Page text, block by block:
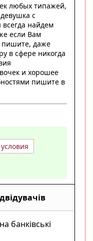
любых типажей,
с
найдем
если Вам
пишите, даже
в сфере никогда
и хорошее
пишите в
банківські